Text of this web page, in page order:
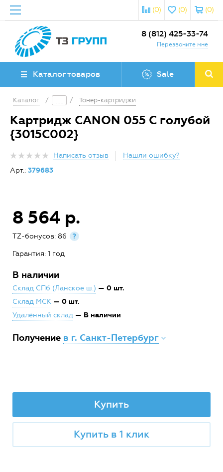
(0)
(0)
(0)
8 (812) 425-33-74
Перезвоните мне
Каталог товаров Sale
Каталог / / Тонер-картриджи
Картридж CANON 055 C голубой
{3015C002}
Написать отзыв
Нашли ошибку?
Арт.: 379683
8 564 р.
TZ-бонусов: 86 ?
Гарантия: 1 год
В наличии
Склад СПб (Ланское ш.) — 0 шт.
Склад МСК — 0 шт.
Удалённый склад — В наличии
Получение в г. Санкт-Петербург
Купить
Купить в 1 клик